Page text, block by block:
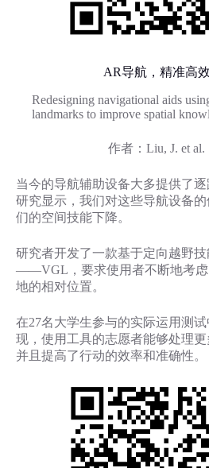
AR导航，精准高效
Redesigning navigational aids
landmarks to improve spatial
作者：Liu, J. et al.
当今的导航辅助设备大多提供了
研究显示，我们对这些导航设备
们的空间技能下降。
研究者开发了一款基于定向越野
——VGL，要求使用者不断地考虑
地的相对位置。
在27名大学生参与的实际运用测
现，使用工具的志愿者能够处理更
并且提高了行动的效率和准确性。